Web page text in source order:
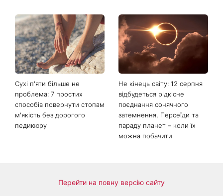
Сухі п'яти більше не
проблема: 7 простих
способів повернути стопам
м'якість без дорогого
педикюру
Не кінець світу: 12 серпня
відбудеться рідкісне
поєднання сонячного
затемнення, Персеїди та
параду планет – коли їх
можна побачити
Перейти на повну версію сайту